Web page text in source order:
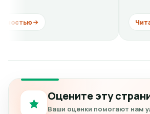
Читать
Оцените эту
Ваши оценки помогают нам